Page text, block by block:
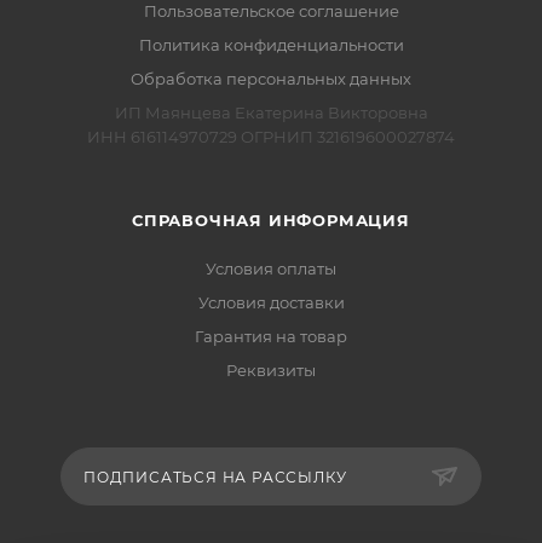
Пользовательское соглашение
Политика конфиденциальности
Обработка персональных данных
ИП Маянцева Екатерина Викторовна
ИНН 616114970729 ОГРНИП 321619600027874
СПРАВОЧНАЯ ИНФОРМАЦИЯ
Условия оплаты
Условия доставки
Гарантия на товар
Реквизиты
ПОДПИСАТЬСЯ НА РАССЫЛКУ